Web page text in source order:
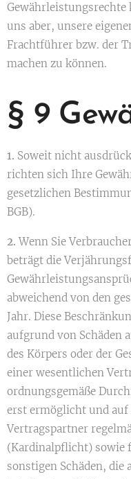
Gewährleistungsrechte
uns aber, unsere
Frachtführer bzw. der
machen zu können.
§ 9
1. Soweit nicht
richten sich Ihre
gesetzlichen
BGB).
2. Wenn Sie
beträgt die
abweichend von den
Jahr. Diese
aufgrund von Schäden
des Körpers oder der
einer wesentlichen
ordnungsgemäße
erst ermöglicht und
Vertragspartner
(Kardinalpflicht) sowie
sonstigen Schäden,